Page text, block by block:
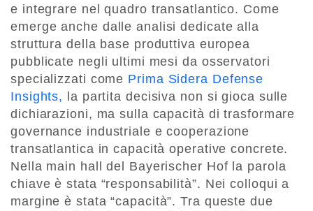
e integrare nel quadro transatlantico. Come
emerge anche dalle analisi dedicate alla
struttura della base produttiva europea
pubblicate negli ultimi mesi da osservatori
specializzati come Prima Sidera Defense
Insights,
la partita decisiva non si gioca sulle
dichiarazioni, ma sulla capacità di trasformare
governance industriale e cooperazione
transatlantica in capacità operative concrete.
Nella main hall del Bayerischer Hof la parola
chiave è stata “responsabilità”. Nei colloqui a
margine è stata “capacità”. Tra queste due